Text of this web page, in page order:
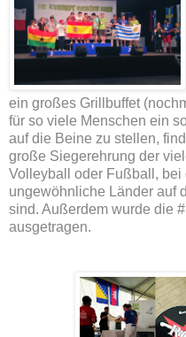
ein großes Grillbuffet
für so viele Menschen ein
auf die Beine zu stellen,
große Siegerehrung der
Volleyball oder Fußball, bei
ungewöhnliche Länder auf
sind. Außerdem wurde die
ausgetragen.